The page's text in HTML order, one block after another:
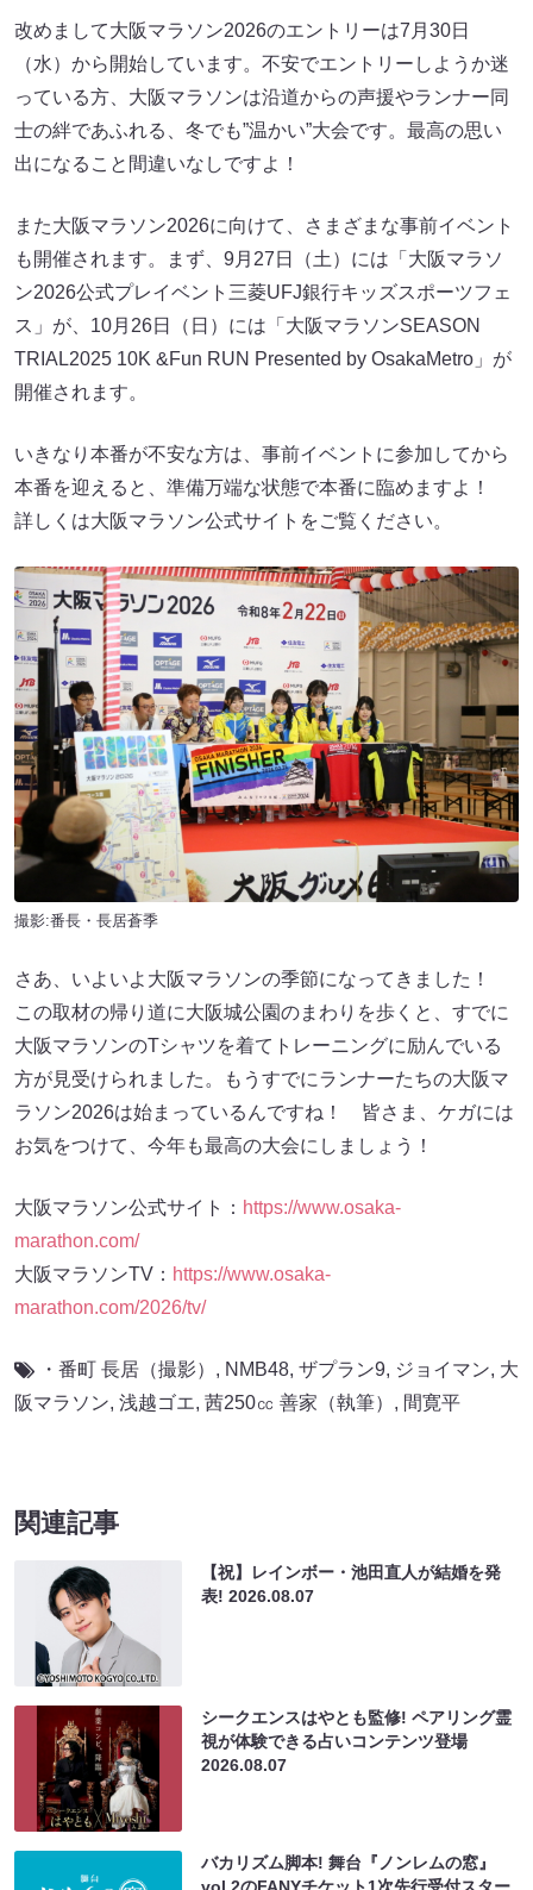
改めまして大阪マラソン2026のエントリーは7月30日
（水）から開始しています。不安でエントリーしようか迷
っている方、大阪マラソンは沿道からの声援やランナー同
士の絆であふれる、冬でも”温かい”大会です。最高の思い
出になること間違いなしですよ！
また大阪マラソン2026に向けて、さまざまな事前イベント
も開催されます。まず、9月27日（土）には「大阪マラソ
ン2026公式プレイベント三菱UFJ銀行キッズスポーツフェ
ス」が、10月26日（日）には「大阪マラソンSEASON
TRIAL2025 10K &Fun RUN Presented by OsakaMetro」が
開催されます。
いきなり本番が不安な方は、事前イベントに参加してから
本番を迎えると、準備万端な状態で本番に臨めますよ！
詳しくは大阪マラソン公式サイトをご覧ください。
撮影:番長・長居蒼季
さあ、いよいよ大阪マラソンの季節になってきました！
この取材の帰り道に大阪城公園のまわりを歩くと、すでに
大阪マラソンのTシャツを着てトレーニングに励んでいる
方が見受けられました。もうすでにランナーたちの大阪マ
ラソン2026は始まっているんですね！ 皆さま、ケガには
お気をつけて、今年も最高の大会にしましょう！
大阪マラソン公式サイト： https://www.osaka-
marathon.com/
大阪マラソンTV： https://www.osaka-
marathon.com/2026/tv/
・番町 長居（撮影） , NMB48, ザプラン9, ジョイマン, 大
阪マラソン, 浅越ゴエ, 茜250㏄ 善家（執筆） , 間寛平
関連記事
【祝】レインボー・池田直人が結婚を発
表!2026.08.07
シークエンスはやとも監修! ペアリング霊
視が体験できる占いコンテンツ登場
2026.08.07
バカリズム脚本! 舞台『ノンレムの窓』